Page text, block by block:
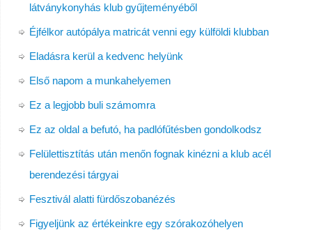
látványkonyhás klub gyűjteményéből
Éjfélkor autópálya matricát venni egy külföldi klubban
Eladásra kerül a kedvenc helyünk
Első napom a munkahelyemen
Ez a legjobb buli számomra
Ez az oldal a befutó, ha padlófűtésben gondolkodsz
Felülettisztítás után menőn fognak kinézni a klub acél
berendezési tárgyai
Fesztivál alatti fürdőszobanézés
Figyeljünk az értékeinkre egy szórakozóhelyen